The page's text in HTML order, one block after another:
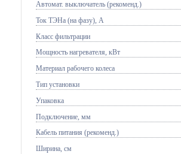
Автомат. выключатель (рекоменд.)
Ток ТЭНа (на фазу), А
Класс фильтрации
Мощность нагревателя, кВт
Материал рабочего колеса
Тип установки
Упаковка
Подключение, мм
Кабель питания (рекоменд.)
Ширина, см